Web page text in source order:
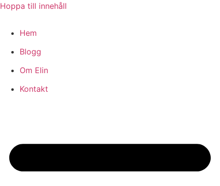
Hoppa till innehåll
Hem
Blogg
Om Elin
Kontakt